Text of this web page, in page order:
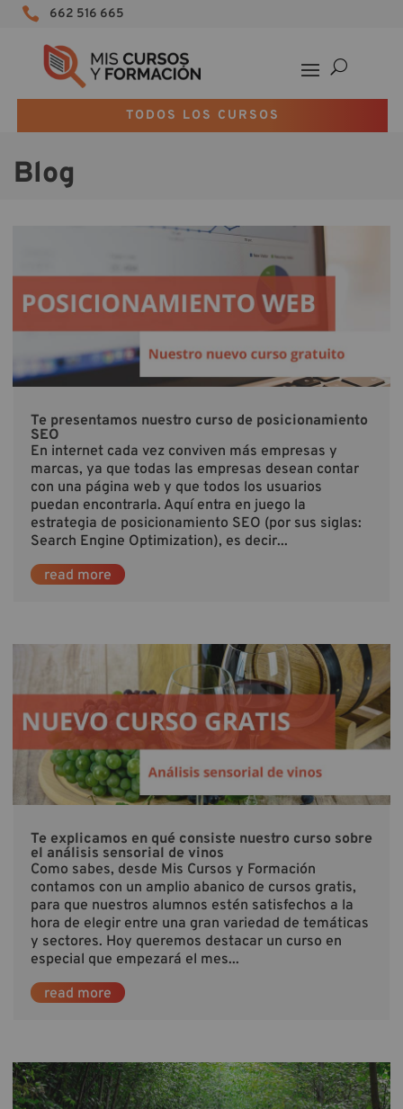
 662 516 665
TODOS LOS CURSOS
Blog
Te presentamos nuestro curso de posicionamiento
SEO
En internet cada vez conviven más empresas y
marcas, ya que todas las empresas desean contar
con una página web y que todos los usuarios
puedan encontrarla. Aquí entra en juego la
estrategia de posicionamiento SEO (por sus siglas:
Search Engine Optimization), es decir...
read more
Te explicamos en qué consiste nuestro curso sobre
el análisis sensorial de vinos
Como sabes, desde Mis Cursos y Formación
contamos con un amplio abanico de cursos gratis,
para que nuestros alumnos estén satisfechos a la
hora de elegir entre una gran variedad de temáticas
y sectores. Hoy queremos destacar un curso en
especial que empezará el mes...
read more